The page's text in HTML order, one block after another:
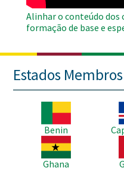
Alinhar o conteúdo dos
formação de base e
Estados Membros
Benin
Imagem
Ghana